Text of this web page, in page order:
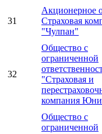
31
Акционерное
Страховая
"Чулпан"
32
Общество с
ограниченной
"Страховая и
компания
Общество с
ограниченной